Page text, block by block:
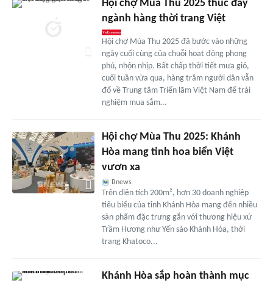
Hội chợ Mùa Thu 2025 thúc đẩy
ngành hàng thời trang Việt
Hội chợ Mùa Thu 2025 đã bước vào những
ngày cuối cùng của chuỗi hoạt động phong
phú, nhộn nhịp. Bất chấp thời tiết mưa gió,
cuối tuần vừa qua, hàng trăm người dân vẫn
đổ về Trung tâm Triển lãm Việt Nam để trải
nghiệm mua sắm…
Hội chợ Mùa Thu 2025: Khánh
Hòa mang tinh hoa biển Việt
vươn xa
Bnews
Trên diện tích 200m², hơn 30 doanh nghiệp
tiêu biểu của tỉnh Khánh Hòa mang đến nhiều
sản phẩm đặc trưng gắn với thương hiệu xứ
Trầm Hương như Yến sào Khánh Hòa, thời
trang Khatoco...
Khánh Hòa sắp hoàn thành mục